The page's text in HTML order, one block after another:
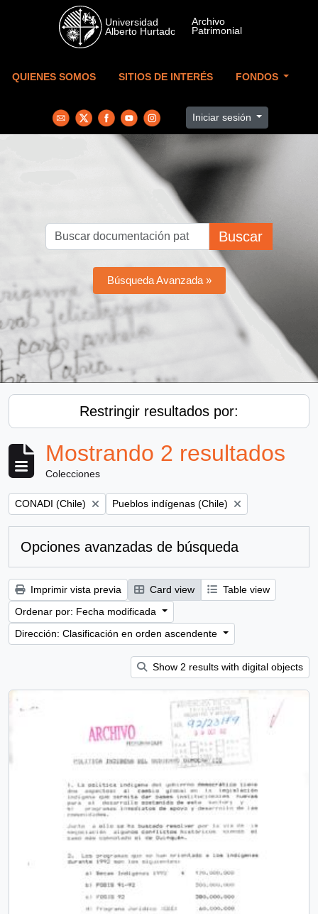
Skip to main content
QUIENES SOMOS SITIOS DE INTERÉS FONDOS
Iniciar sesión
Buscar
Búsqueda Avanzada »
Restringir resultados por:
Mostrando 2 resultados
Colecciones
Remove filter:
CONADI (Chile) Remove filter:
Pueblos indígenas (Chile)
Opciones avanzadas de búsqueda
Imprimir vista previa Card view
Table view
Ordenar por: Fecha modificada
Dirección: Clasificación en orden ascendente
Show 2 results with digital objects